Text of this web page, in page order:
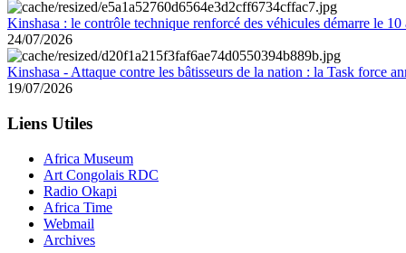
Kinshasa : le contrôle technique renforcé des véhicules démarre le 10
24/07/2026
Kinshasa - Attaque contre les bâtisseurs de la nation : la Task force
19/07/2026
Liens Utiles
Africa Museum
Art Congolais RDC
Radio Okapi
Africa Time
Webmail
Archives